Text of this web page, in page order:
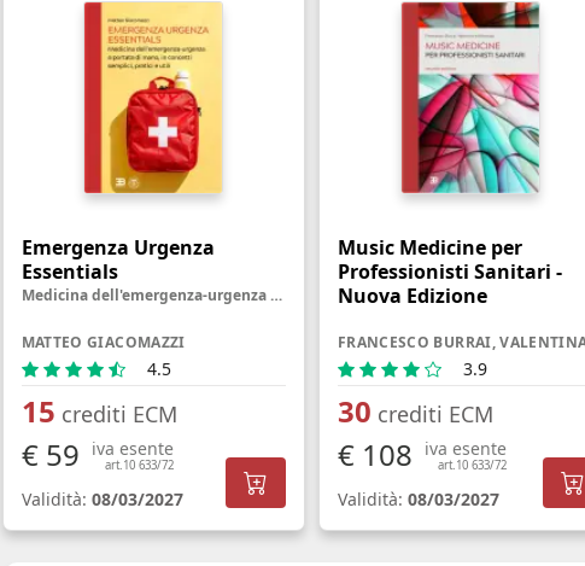
Emergenza Urgenza
Essentials
Medicina dell'emergenza-urgenza a portata di mano, in concetti semplici, pratici e utili
MATTEO GIACOMAZZI
4.5
15 crediti ECM
€ 59 iva esente
art.10 633/72
Validità: 08/03/2027
Music Medicine per
Professionisti Sanitari -
Nuova Edizione
3.9
30 crediti ECM
€ 108 iva esente
art.10 633/72
Validità: 08/03/2027